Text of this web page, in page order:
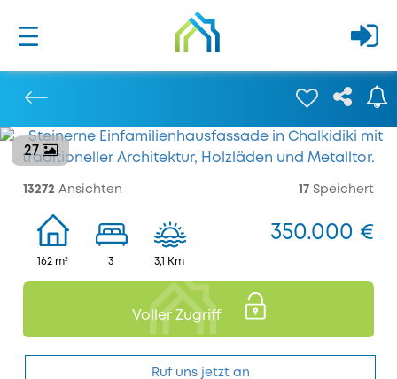
27
13272 Ansichten 17 Speichert
162 m² 3 3,1 Km
350.000 €
Voller Zugriff
Ruf uns jetzt an